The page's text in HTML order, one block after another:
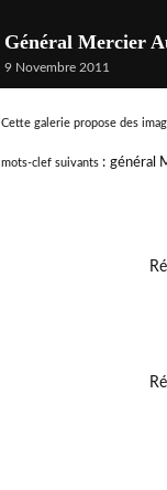
Général Mercier
9 Novembre 2011
Cette galerie propose des
mots-clef suivants : général